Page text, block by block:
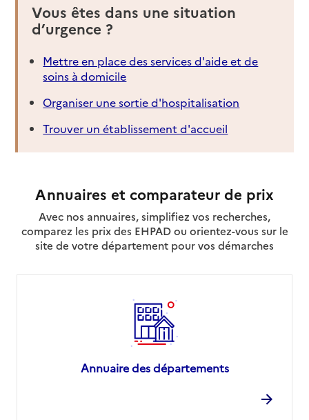
Adresse
61 avenue de Cannes
04 92 92 47 22
Contact
Rapport HAS
Dernier rapport d'évaluation de la qualité
Mis à jour le : 22/07/2026
Service autonomie à domicile (aide)
Sous mon toit - Destia
06370-Mouans-Sartoux
Rapport HAS
Dernier rapport d'évaluation de la qualité
Vous êtes dans une situation
d’urgence ?
Mettre en place des services d'aide et de
soins à domicile
Organiser une sortie d'hospitalisation
Trouver un établissement d'accueil
Annuaires et comparateur de prix
Avec nos annuaires, simplifiez vos recherches,
comparez les prix des EHPAD ou orientez-vous sur le
site de votre département pour vos démarches
Annuaire des départements